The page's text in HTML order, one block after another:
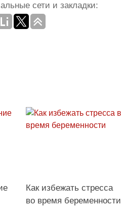
сети и закладки:
Как избежать стресса
во время беременности